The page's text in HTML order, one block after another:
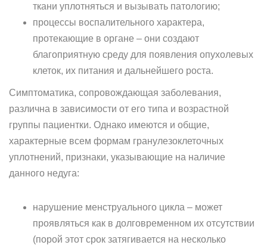
ткани уплотняться и вызывать патологию;
процессы воспалительного характера,
протекающие в органе – они создают
благоприятную среду для появления опухолевых
клеток, их питания и дальнейшего роста.
Симптоматика, сопровождающая заболевания,
различна в зависимости от его типа и возрастной
группы пациентки. Однако имеются и общие,
характерные всем формам гранулезоклеточных
уплотнений, признаки, указывающие на наличие
данного недуга:
нарушение менструального цикла – может
проявляться как в долговременном их отсутствии
(порой этот срок затягивается на несколько